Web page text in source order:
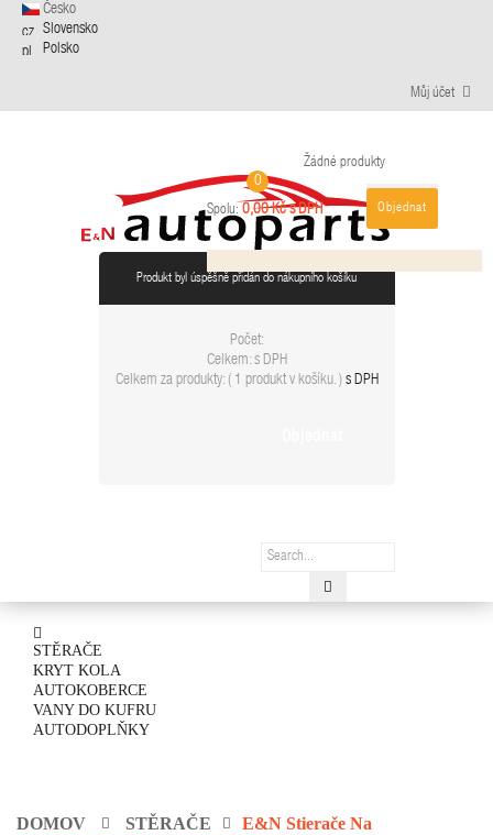
Česko
Slovensko
Polsko
Můj účet
0
Žádné produkty
Spolu: 0,00 Kč s DPH Objednat
Produkt byl úspěšně přidán do nákupního košíku
Počet:
Celkem: s DPH
Celkem za produkty: ( 1 produkt v košíku. ) s DPH
STĚRAČE
KRYT KOLA
AUTOKOBERCE
VANY DO KUFRU
AUTODOPLŇKY
DOMOV STĚRAČE
E&N Stierače Na